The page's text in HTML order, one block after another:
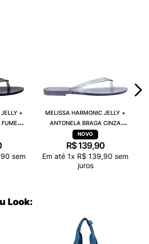
+
90 sem
MELISSA HARMONIC JELLY +
ANTONELA BRAGA CINZA
TRANSPARENTE 38263
R$ 139,90
Em até 1x R$ 139,90 sem
juros
Look: